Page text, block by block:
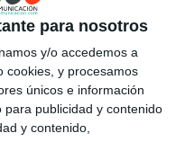
para nosotros
y/o accedemos a
cookies, y procesamos
únicos e información
publicidad y contenido
y contenido,